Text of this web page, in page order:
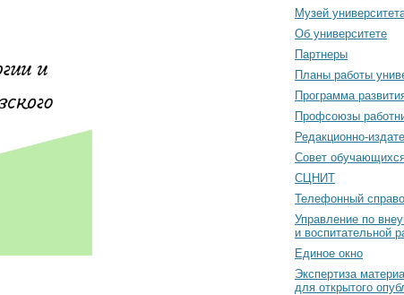
Музей
Об университете
Партнеры
Планы работы
Программа
Профсоюзы
Редакционно-
Cовет
СЦНИТ
Телефонный
Управление по
и воспитательной
Единое окно
Экспертиза
для открытого